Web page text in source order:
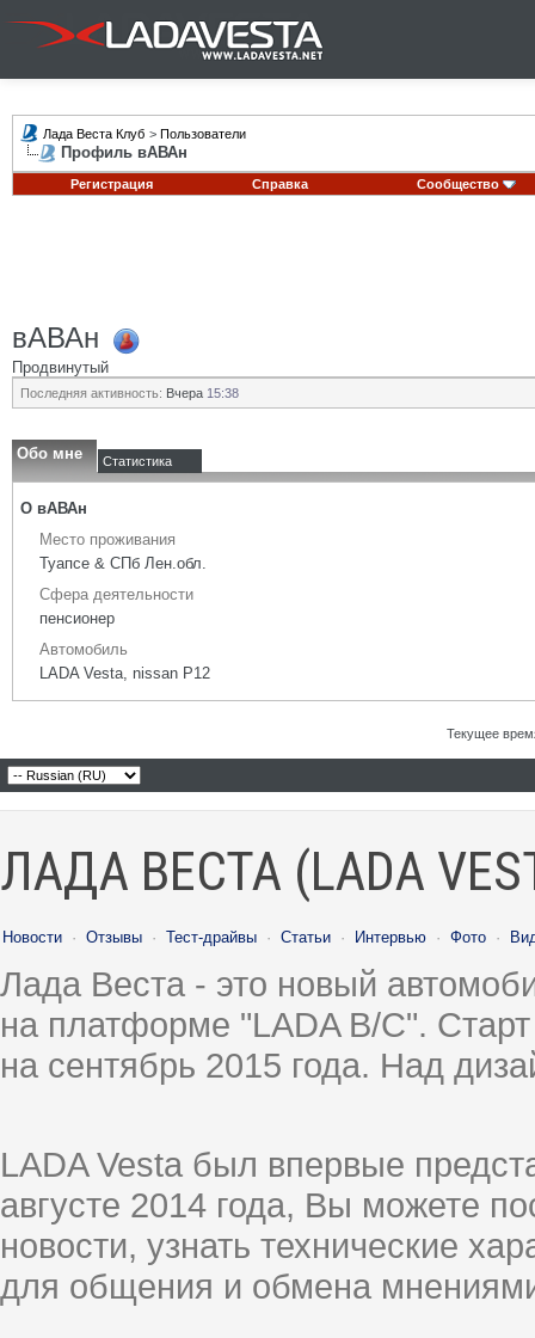
Лада Веста Клуб > Пользователи
Профиль вАВАн
Регистрация Справка Сообщество
вАВАн
Продвинутый
Последняя активность: Вчера 15:38
Обо мне Статистика
О вАВАн
Место проживания
Туапсе & СПб Лен.обл.
Сфера деятельности
пенсионер
Автомобиль
LADA Vesta, nissan P12
Текущее
ЛАДА ВЕСТА (LADA
Новости · Отзывы · Тест-драйвы · Статьи · Интервью · Фото ·
Лада Веста - это новый
на платформе "LADA B/C".
на сентябрь 2015 года. Над
LADA Vesta был впервые
августе 2014 года, Вы можете
новости, узнать технические
для общения и обмена